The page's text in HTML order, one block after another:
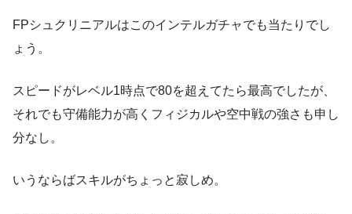
FPシュクリニアルはこのインテルガチャでも当たりでし
ょう。
スピードがレベル1時点で80を超えてたら最高でしたが、
それでも守備能力が高くフィジカルや空中戦の強さも申し
分なし。
いうならばスキルがちょっと寂しめ。